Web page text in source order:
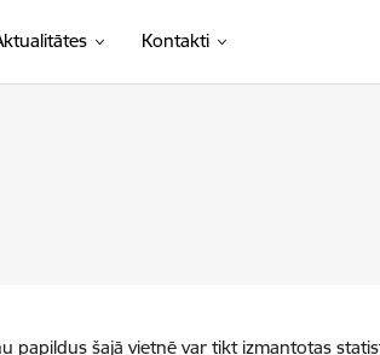
Kontakti
papildus šajā vietnē var tikt izmantotas